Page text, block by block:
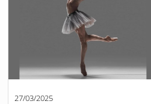
27/03/2025